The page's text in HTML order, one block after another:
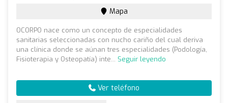
Mapa
OCORPO nace como un concepto de especialidades
sanitarias seleccionadas con nucho cariño del cual deriva
una clínica donde se aúnan tres especialidades (Podología,
Fisioterapia y Osteopatía) inte... Seguir leyendo
Ver teléfono